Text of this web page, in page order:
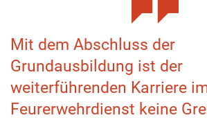
Mit dem Abschluss der
Grundausbildung ist der
weiterführenden Karriere
Feurerwehrdienst keine